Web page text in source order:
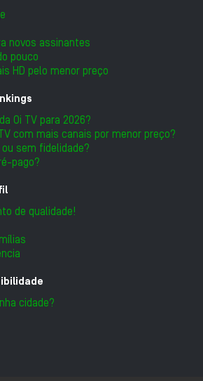
novos assinantes
pouco
HD pelo menor preço
Oi TV para 2026?
com mais canais por menor preço?
sem fidelidade?
pago?
de qualidade!
cidade?